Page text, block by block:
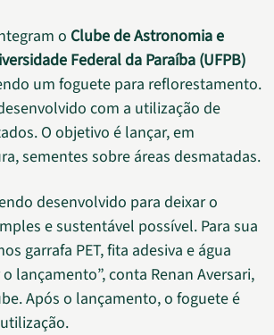
o Clube de Astronomia e
Federal da Paraíba (UFPB)
um foguete para reflorestamento.
com a utilização de
O objetivo é lançar, em
sementes sobre áreas desmatadas.
desenvolvido para deixar o
e sustentável possível. Para sua
garrafa PET, fita adesiva e água
lançamento”, conta Renan Aversari,
Após o lançamento, o foguete é